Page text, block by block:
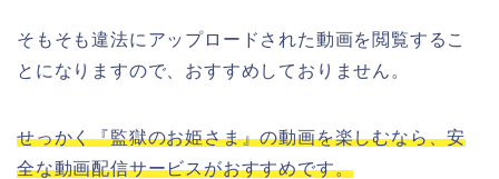
そもそも違法にアップロードされた動画を閲覧するこ
とになりますので、おすすめしておりません。
せっかく『監獄のお姫さま』の動画を楽しむなら、安
全な動画配信サービスがおすすめです。